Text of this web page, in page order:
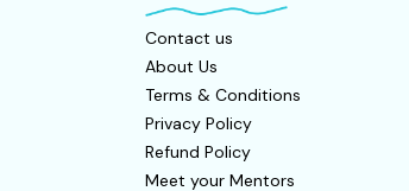
Contact us
About Us
Terms & Conditions
Privacy Policy
Refund Policy
Meet your Mentors